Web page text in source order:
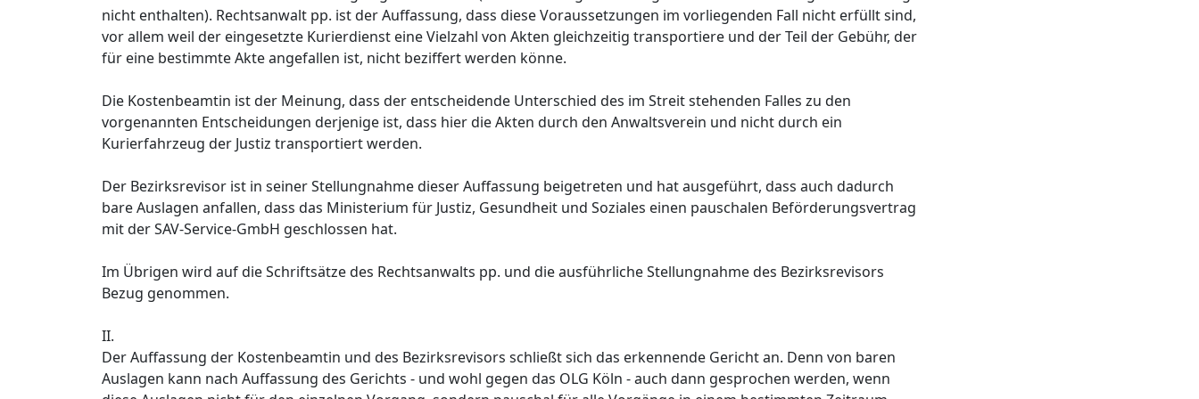
nicht enthalten). Rechtsanwalt pp. ist der Auffassung, dass diese Voraussetzungen im vorliegenden Fall nicht erfüllt sind,
vor allem weil der eingesetzte Kurierdienst eine Vielzahl von Akten gleichzeitig transportiere und der Teil der Gebühr, der
für eine bestimmte Akte angefallen ist, nicht beziffert werden könne.
Die Kostenbeamtin ist der Meinung, dass der entscheidende Unterschied des im Streit stehenden Falles zu den
vorgenannten Entscheidungen derjenige ist, dass hier die Akten durch den Anwaltsverein und nicht durch ein
Kurierfahrzeug der Justiz transportiert werden.
Der Bezirksrevisor ist in seiner Stellungnahme dieser Auffassung beigetreten und hat ausgeführt, dass auch dadurch
bare Auslagen anfallen, dass das Ministerium für Justiz, Gesundheit und Soziales einen pauschalen Beförderungsvertrag
mit der SAV-Service-GmbH geschlossen hat.
Im Übrigen wird auf die Schriftsätze des Rechtsanwalts pp. und die ausführliche Stellungnahme des Bezirksrevisors
Bezug genommen.
II.
Der Auffassung der Kostenbeamtin und des Bezirksrevisors schließt sich das erkennende Gericht an. Denn von baren
Auslagen kann nach Auffassung des Gerichts - und wohl gegen das OLG Köln - auch dann gesprochen werden, wenn